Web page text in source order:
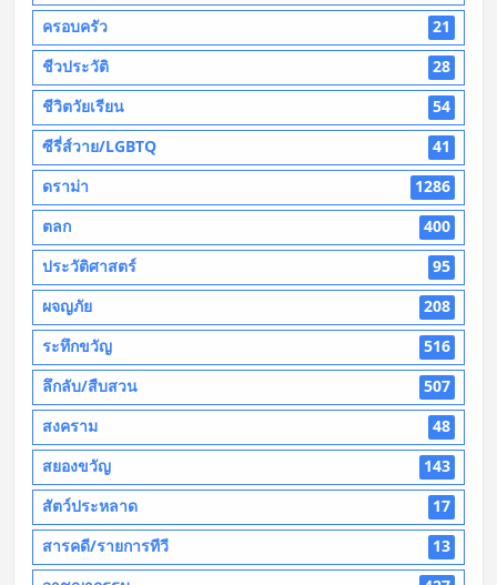
ครอบครัว
21
ชีวประวัติ
28
ชีวิตวัยเรียน
54
ซีรี่ส์วาย/LGBTQ
41
ดราม่า
1286
ตลก
400
ประวัติศาสตร์
95
ผจญภัย
208
ระทึกขวัญ
516
ลึกลับ/สืบสวน
507
สงคราม
48
สยองขวัญ
143
สัตว์ประหลาด
17
สารคดี/รายการทีวี
13